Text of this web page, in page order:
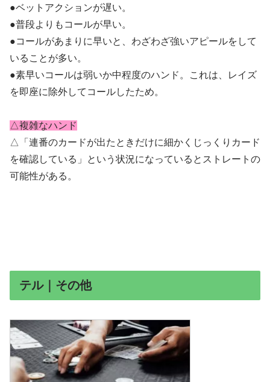
●ベットアクションが遅い。
●普段よりもコールが早い。
●コールがあまりに早いと、わざわざ強いアピールをして
いることが多い。
●素早いコールは弱いか中程度のハンド。これは、
レイズ
を即座に除外してコールしたため。
△複雑なハンド
△「連番のカードが出たときだけに細かくじっくりカード
を確認している」という状況になっているとストレートの
可能性がある。
テル｜その他